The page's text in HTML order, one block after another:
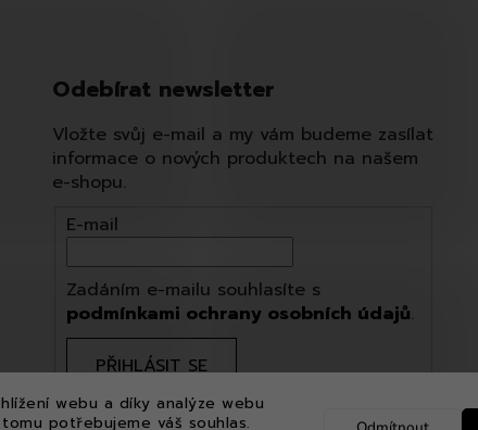
webu a díky analýze webu
potřebujeme váš souhlas.
Odebírat newsletter
Vložte svůj e-mail a my vám budeme zasílat
informace o nových produktech na našem
e-shopu.
E-mail
Zadáním e-mailu souhlasíte s
podmínkami ochrany osobních údajů.
PŘIHLÁSIT SE